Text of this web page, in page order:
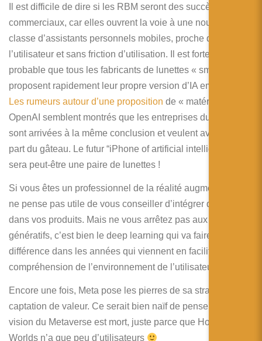
Il est difficile de dire si les RBM seront des succès
commerciaux, car elles ouvrent la voie à une nouvelle
classe d’assistants personnels mobiles, proche de
l’utilisateur et sans friction d’utilisation. Il est fortement
probable que tous les fabricants de lunettes « smart » nous
proposent rapidement leur propre version d’IA embarquée.
Les rumeurs autour d’une proposition de « matériel » de
OpenAI semblent montrés que les entreprises du domaine
sont arrivées à la même conclusion et veulent avoir leur
part du gâteau. Le futur “iPhone of artificial intelligence”
sera peut-être une paire de lunettes !
Si vous êtes un professionnel de la réalité augmentée, je
ne pense pas utile de vous conseiller d’intégrer de l’IA
dans vos produits. Mais ne vous arrêtez pas aux modèles
génératifs, c’est bien le deep learning qui va faire la
différence dans les années qui viennent en facilitant la
compréhension de l’environnement de l’utilisateur.
Encore une fois, Meta pose les pierres de sa stratégie de
captation de valeur. Ce serait bien naïf de penser que leur
vision du Metaverse est mort, juste parce que Horizon
Worlds n’a que peu d’utilisateurs